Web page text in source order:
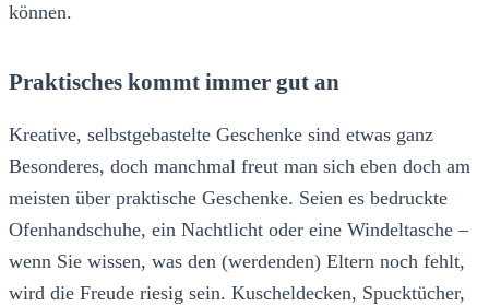
können.
Praktisches kommt immer gut an
Kreative, selbstgebastelte Geschenke sind etwas ganz
Besonderes, doch manchmal freut man sich eben doch am
meisten über praktische Geschenke. Seien es bedruckte
Ofenhandschuhe, ein Nachtlicht oder eine Windeltasche –
wenn Sie wissen, was den (werdenden) Eltern noch fehlt,
wird die Freude riesig sein. Kuscheldecken, Spucktücher,